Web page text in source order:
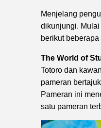
Menjelang
dikunjungi.
berikut
The World of
Totoro dan
pameran bertajuk
Pameran ini
satu pameran